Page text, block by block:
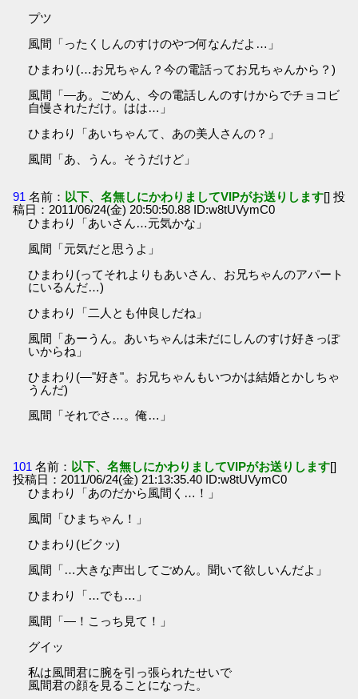
プツ
風間「ったくしんのすけのやつ何なんだよ…」
ひまわり(…お兄ちゃん？今の電話ってお兄ちゃんから？)
風間「―あ。ごめん、今の電話しんのすけからでチョコビ
自慢されただけ。はは…」
ひまわり「あいちゃんて、あの美人さんの？」
風間「あ、うん。そうだけど」
91 名前： 以下、名無しにかわりましてVIPがお送りします[] 投
稿日：2011/06/24(金) 20:50:50.88 ID:w8tUVymC0
ひまわり「あいさん…元気かな」
風間「元気だと思うよ」
ひまわり(ってそれよりもあいさん、お兄ちゃんのアパート
にいるんだ…)
ひまわり「二人とも仲良しだね」
風間「あーうん。あいちゃんは未だにしんのすけ好きっぽ
いからね」
ひまわり(―"好き"。お兄ちゃんもいつかは結婚とかしちゃ
うんだ)
風間「それでさ…。俺…」
101 名前： 以下、名無しにかわりましてVIPがお送りします[]
投稿日：2011/06/24(金) 21:13:35.40 ID:w8tUVymC0
ひまわり「あのだから風間く…！」
風間「ひまちゃん！」
ひまわり(ビクッ)
風間「…大きな声出してごめん。聞いて欲しいんだよ」
ひまわり「…でも…」
風間「―！こっち見て！」
グイッ
私は風間君に腕を引っ張られたせいで
風間君の顔を見ることになった。